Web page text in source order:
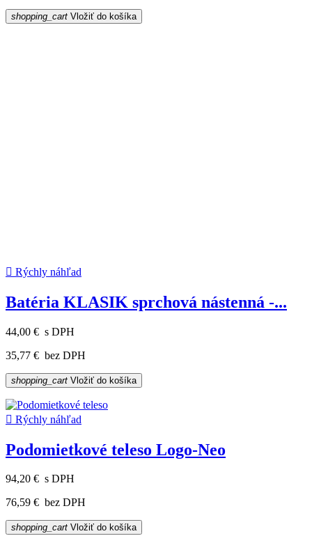
shopping_cart Vložiť do košíka
 Rýchly náhľad
Batéria KLASIK sprchová nástenná -...
44,00 € s DPH
35,77 € bez DPH
shopping_cart Vložiť do košíka
 Rýchly náhľad
Podomietkové teleso Logo-Neo
94,20 € s DPH
76,59 € bez DPH
shopping_cart Vložiť do košíka